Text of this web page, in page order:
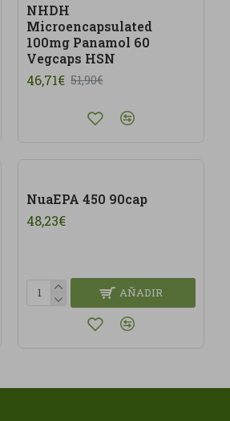
NHDH
Microencapsulated
100mg Panamol 60
Vegcaps HSN
46,71€ 51,90€
NuaEPA 450 90cap
48,23€
AÑADIR